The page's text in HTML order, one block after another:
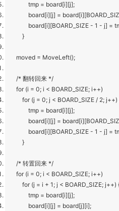
tmp = board[i][j];
board[i][j] =
board[i][BOARD_SIZE - 1 - j] =
}
moved = MoveLeft();
/* 翻转回来 */
for (i = 0; i < BOARD_SIZE; i++)
for (j = 0; j < BOARD_SIZE / 2; j++)
tmp = board[i][j];
board[i][j] =
board[i][BOARD_SIZE - 1 - j] =
}
/* 转置回来 */
for (i = 0; i < BOARD_SIZE; i++)
for (j = i + 1; j < BOARD_SIZE; j++)
tmp = board[i][j];
board[i][j] = board[j][i];